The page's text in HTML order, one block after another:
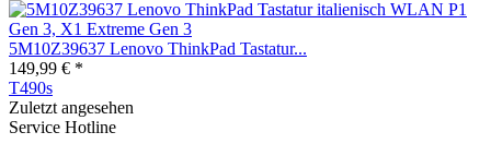
5M10Z39637 Lenovo ThinkPad Tastatur...
149,99 € *
T490s
Zuletzt angesehen
Service Hotline